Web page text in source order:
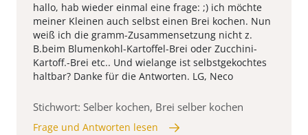
hallo, hab wieder einmal eine frage: ;) ich möchte
meiner Kleinen auch selbst einen Brei kochen. Nun
weiß ich die gramm-Zusammensetzung nicht z.
B.beim Blumenkohl-Kartoffel-Brei oder Zucchini-
Kartoff.-Brei etc.. Und wielange ist selbstgekochtes
haltbar? Danke für die Antworten. LG, Neco
Stichwort: Selber kochen, Brei selber kochen
Frage und Antworten lesen